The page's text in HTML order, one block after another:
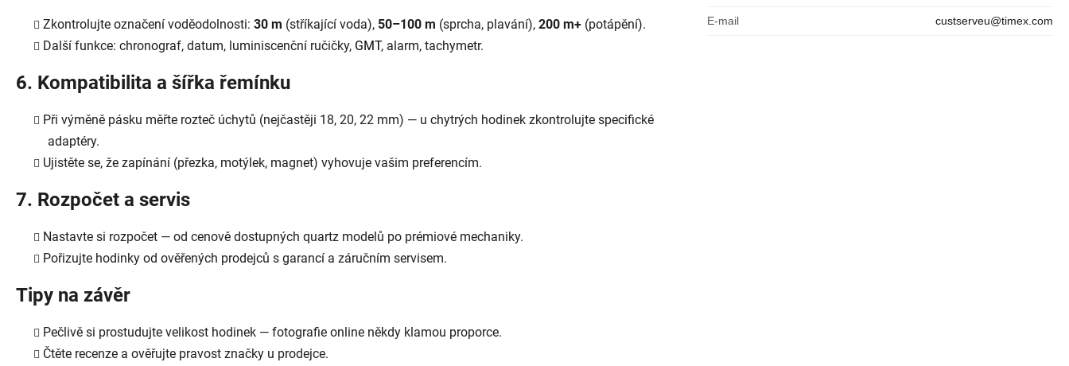
Zkontrolujte označení voděodolnosti: 30 m (stříkající voda), 50–100 m (sprcha, plavání), 200 m+ (potápění).
Další funkce: chronograf, datum, luminiscenční ručičky, GMT, alarm, tachymetr.
6. Kompatibilita a šířka řemínku
Při výměně pásku měřte rozteč úchytů (nejčastěji 18, 20, 22 mm) — u chytrých hodinek zkontrolujte specifické
adaptéry.
Ujistěte se, že zapínání (přezka, motýlek, magnet) vyhovuje vašim preferencím.
7. Rozpočet a servis
Nastavte si rozpočet — od cenově dostupných quartz modelů po prémiové mechaniky.
Pořizujte hodinky od ověřených prodejců s garancí a záručním servisem.
Tipy na závěr
Pečlivě si prostudujte velikost hodinek — fotografie online někdy klamou proporce.
Čtěte recenze a ověřujte pravost značky u prodejce.
E-mail custserveu@timex.com